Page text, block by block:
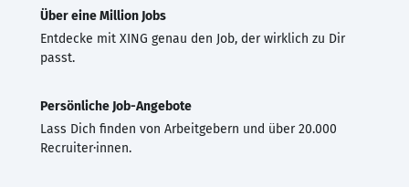
Über eine Million Jobs
Entdecke mit XING genau den Job, der wirklich zu Dir
passt.
Persönliche Job-Angebote
Lass Dich finden von Arbeitgebern und über 20.000
Recruiter·innen.